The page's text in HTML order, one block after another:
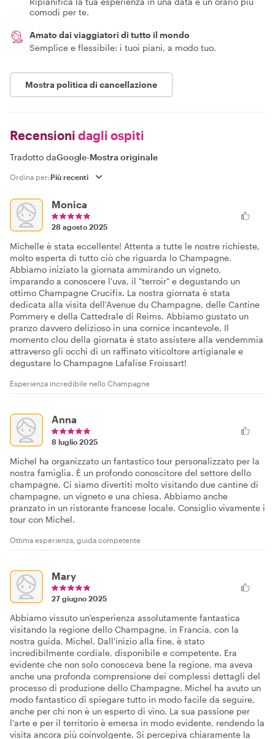
comodi per te.
Amato dai viaggiatori di tutto il mondo
Semplice e flessibile: i tuoi piani, a modo tuo.
Mostra politica di cancellazione
Recensioni dagli ospiti
Tradotto daGoogle-Mostra originale
Ordina per:
Monica
28 agosto 2025
Michelle è stata eccellente! Attenta a tutte le nostre richieste,
molto esperta di tutto ciò che riguarda lo Champagne.
Abbiamo iniziato la giornata ammirando un vigneto,
imparando a conoscere l'uva, il "terroir" e degustando un
ottimo Champagne Crucifix. La nostra giornata è stata
dedicata alla visita dell'Avenue du Champagne, delle Cantine
Pommery e della Cattedrale di Reims. Abbiamo gustato un
pranzo davvero delizioso in una cornice incantevole. Il
momento clou della giornata è stato assistere alla vendemmia
attraverso gli occhi di un raffinato viticoltore artigianale e
degustare lo Champagne Lafalise Froissart!
Esperienza incredibile nello Champagne
Anna
8 luglio 2025
Michel ha organizzato un fantastico tour personalizzato per la
nostra famiglia. È un profondo conoscitore del settore dello
champagne. Ci siamo divertiti molto visitando due cantine di
champagne, un vigneto e una chiesa. Abbiamo anche
pranzato in un ristorante francese locale. Consiglio vivamente i
tour con Michel.
Ottima esperienza, guida competente
Mary
27 giugno 2025
Abbiamo vissuto un'esperienza assolutamente fantastica
visitando la regione dello Champagne, in Francia, con la
nostra guida, Michel. Dall'inizio alla fine, è stato
incredibilmente cordiale, disponibile e competente. Era
evidente che non solo conosceva bene la regione, ma aveva
anche una profonda comprensione dei complessi dettagli del
processo di produzione dello Champagne. Michel ha avuto un
modo fantastico di spiegare tutto in modo facile da seguire,
anche per chi non è un esperto di vino. La sua passione per
l'arte e per il territorio è emersa in modo evidente, rendendo la
visita ancora più coinvolgente. Si percepiva chiaramente la